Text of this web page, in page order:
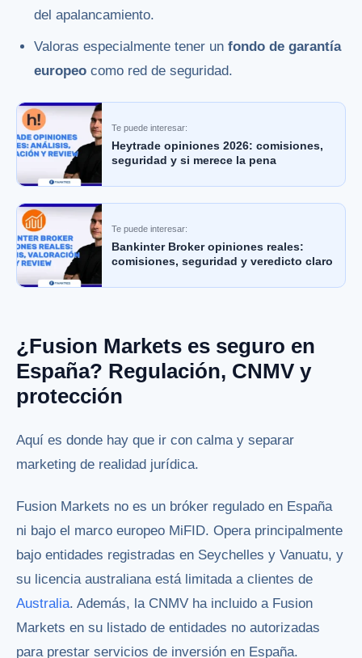
del apalancamiento.
Valoras especialmente tener unfondo de garantía
europeo como red de seguridad.
Te puede interesar:
Heytrade opiniones 2026: comisiones,
seguridad y si merece la pena
Te puede interesar:
Bankinter Broker opiniones reales:
comisiones, seguridad y veredicto claro
¿Fusion Markets es seguro en
España? Regulación, CNMV y
protección
Aquí es donde hay que ir con calma y separar
marketing de realidad jurídica.
Fusion Markets no es un bróker regulado en España
ni bajo el marco europeo MiFID. Opera principalmente
bajo entidades registradas en Seychelles y Vanuatu, y
su licencia australiana está limitada a clientes de
Australia. Además, la CNMV ha incluido a Fusion
Markets en su listado de entidades no autorizadas
para prestar servicios de inversión en España.